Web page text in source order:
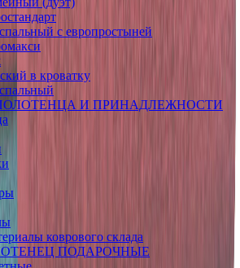
с европростыней
в кроватку
И ПРИНАДЛЕЖНОСТИ
коврового склада
ПОДАРОЧНЫЕ